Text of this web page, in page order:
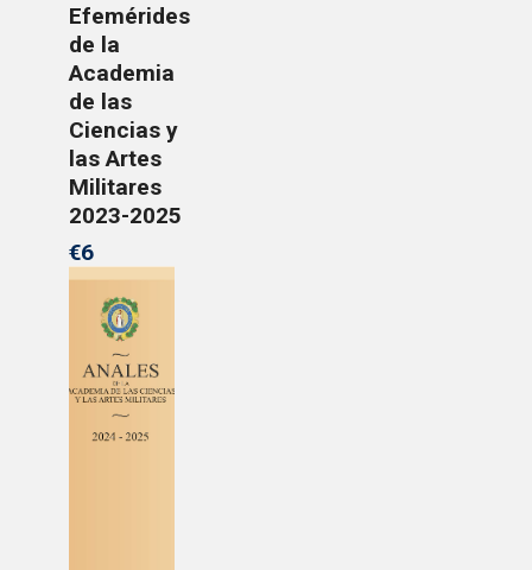
Efemérides
de la
Academia
de las
Ciencias y
las Artes
Militares
2023-2025
€6